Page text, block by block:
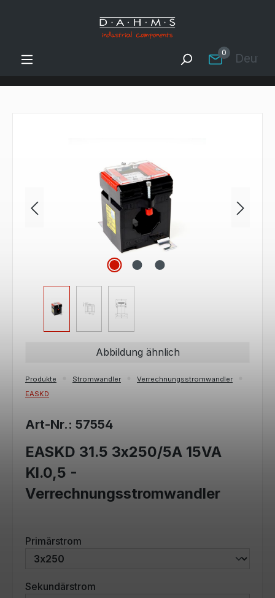
Zum Hauptinhalt springen
0
Abbildung ähnlich
Produkte Stromwandler
Verrechnungsstromwandler
EASKD
Art-Nr.: 57554
EASKD 31.5 3x250/5A 15VA
Kl.0,5 -
Verrechnungsstromwandler
Primärstrom
Sekundärstrom